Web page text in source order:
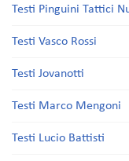
Testi Pinguini Tattici
Testi Vasco Rossi
Testi Jovanotti
Testi Marco Mengoni
Testi Lucio Battisti